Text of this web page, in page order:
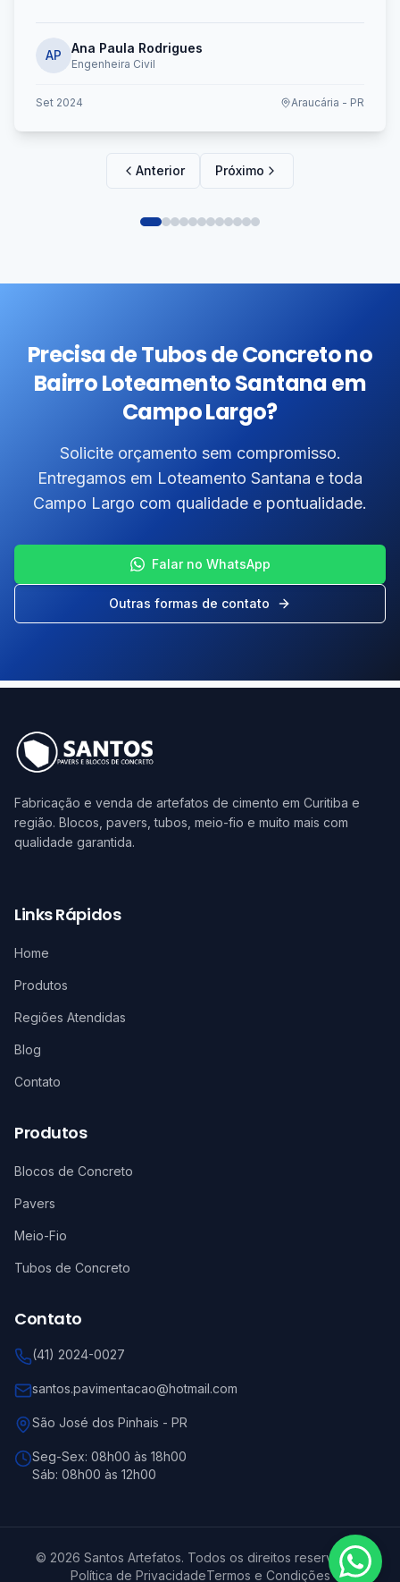
AP Ana Paula Rodrigues
Engenheira Civil
Set 2024 Araucária - PR
Anterior Próximo
Precisa de Tubos de Concreto no
Bairro Loteamento Santana em
Campo Largo?
Solicite orçamento sem compromisso.
Entregamos em Loteamento Santana e toda
Campo Largo com qualidade e pontualidade.
Falar no WhatsApp
Outras formas de contato
Fabricação e venda de artefatos de cimento em Curitiba e
região. Blocos, pavers, tubos, meio-fio e muito mais com
qualidade garantida.
Links Rápidos
Home
Produtos
Regiões Atendidas
Blog
Contato
Produtos
Blocos de Concreto
Pavers
Meio-Fio
Tubos de Concreto
Contato
(41) 2024-0027
santos.pavimentacao@hotmail.com
São José dos Pinhais - PR
Seg-Sex: 08h00 às 18h00
Sáb: 08h00 às 12h00
© 2026 Santos Artefatos. Todos os direitos reservados.
Política de PrivacidadeTermos e Condições